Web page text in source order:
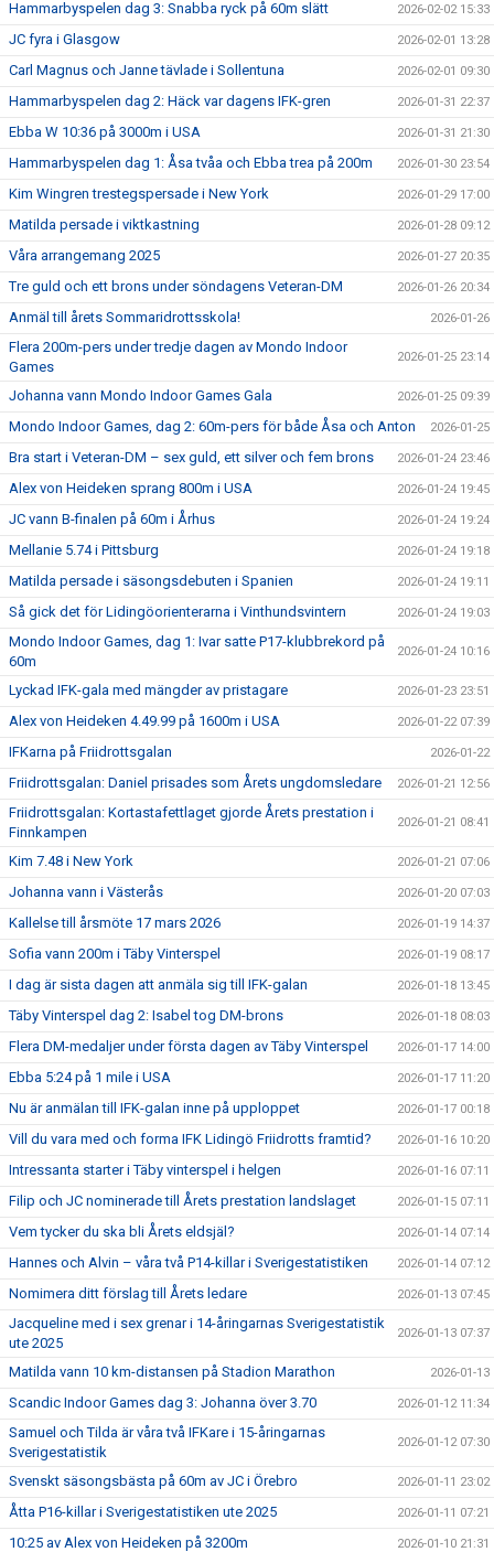
Hammarbyspelen dag 3: Snabba ryck på 60m slätt 2026-02-02 15:33
JC fyra i Glasgow 2026-02-01 13:28
Carl Magnus och Janne tävlade i Sollentuna 2026-02-01 09:30
Hammarbyspelen dag 2: Häck var dagens IFK-gren 2026-01-31 22:37
Ebba W 10:36 på 3000m i USA 2026-01-31 21:30
Hammarbyspelen dag 1: Åsa tvåa och Ebba trea på 200m 2026-01-30 23:54
Kim Wingren trestegspersade i New York 2026-01-29 17:00
Matilda persade i viktkastning 2026-01-28 09:12
Våra arrangemang 2025 2026-01-27 20:35
Tre guld och ett brons under söndagens Veteran-DM 2026-01-26 20:34
Anmäl till årets Sommaridrottsskola! 2026-01-26
Flera 200m-pers under tredje dagen av Mondo Indoor
Games
2026-01-25 23:14
Johanna vann Mondo Indoor Games Gala 2026-01-25 09:39
Mondo Indoor Games, dag 2: 60m-pers för både Åsa och Anton 2026-01-25
Bra start i Veteran-DM – sex guld, ett silver och fem brons 2026-01-24 23:46
Alex von Heideken sprang 800m i USA 2026-01-24 19:45
JC vann B-finalen på 60m i Århus 2026-01-24 19:24
Mellanie 5.74 i Pittsburg 2026-01-24 19:18
Matilda persade i säsongsdebuten i Spanien 2026-01-24 19:11
Så gick det för Lidingöorienterarna i Vinthundsvintern 2026-01-24 19:03
Mondo Indoor Games, dag 1: Ivar satte P17-klubbrekord på
60m
2026-01-24 10:16
Lyckad IFK-gala med mängder av pristagare 2026-01-23 23:51
Alex von Heideken 4.49.99 på 1600m i USA 2026-01-22 07:39
IFKarna på Friidrottsgalan 2026-01-22
Friidrottsgalan: Daniel prisades som Årets ungdomsledare 2026-01-21 12:56
Friidrottsgalan: Kortastafettlaget gjorde Årets prestation i
Finnkampen
2026-01-21 08:41
Kim 7.48 i New York 2026-01-21 07:06
Johanna vann i Västerås 2026-01-20 07:03
Kallelse till årsmöte 17 mars 2026 2026-01-19 14:37
Sofia vann 200m i Täby Vinterspel 2026-01-19 08:17
I dag är sista dagen att anmäla sig till IFK-galan 2026-01-18 13:45
Täby Vinterspel dag 2: Isabel tog DM-brons 2026-01-18 08:03
Flera DM-medaljer under första dagen av Täby Vinterspel 2026-01-17 14:00
Ebba 5:24 på 1 mile i USA 2026-01-17 11:20
Nu är anmälan till IFK-galan inne på upploppet 2026-01-17 00:18
Vill du vara med och forma IFK Lidingö Friidrotts framtid? 2026-01-16 10:20
Intressanta starter i Täby vinterspel i helgen 2026-01-16 07:11
Filip och JC nominerade till Årets prestation landslaget 2026-01-15 07:11
Vem tycker du ska bli Årets eldsjäl? 2026-01-14 07:14
Hannes och Alvin – våra två P14-killar i Sverigestatistiken 2026-01-14 07:12
Nomimera ditt förslag till Årets ledare 2026-01-13 07:45
Jacqueline med i sex grenar i 14-åringarnas Sverigestatistik
ute 2025
2026-01-13 07:37
Matilda vann 10 km-distansen på Stadion Marathon 2026-01-13
Scandic Indoor Games dag 3: Johanna över 3.70 2026-01-12 11:34
Samuel och Tilda är våra två IFKare i 15-åringarnas
Sverigestatistik
2026-01-12 07:30
Svenskt säsongsbästa på 60m av JC i Örebro 2026-01-11 23:02
Åtta P16-killar i Sverigestatistiken ute 2025 2026-01-11 07:21
10:25 av Alex von Heideken på 3200m 2026-01-10 21:31